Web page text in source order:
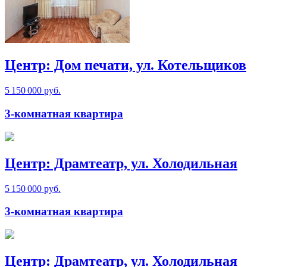
Центр: Дом печати, ул. Котельщиков
5 150 000 руб.
3-комнатная квартира
Центр: Драмтеатр, ул. Холодильная
5 150 000 руб.
3-комнатная квартира
Центр: Драмтеатр, ул. Холодильная